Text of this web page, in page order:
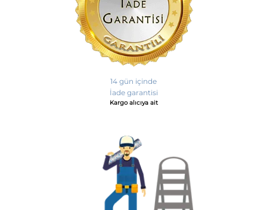
14 gün içinde
İade garantisi
Kargo alıcıya ait